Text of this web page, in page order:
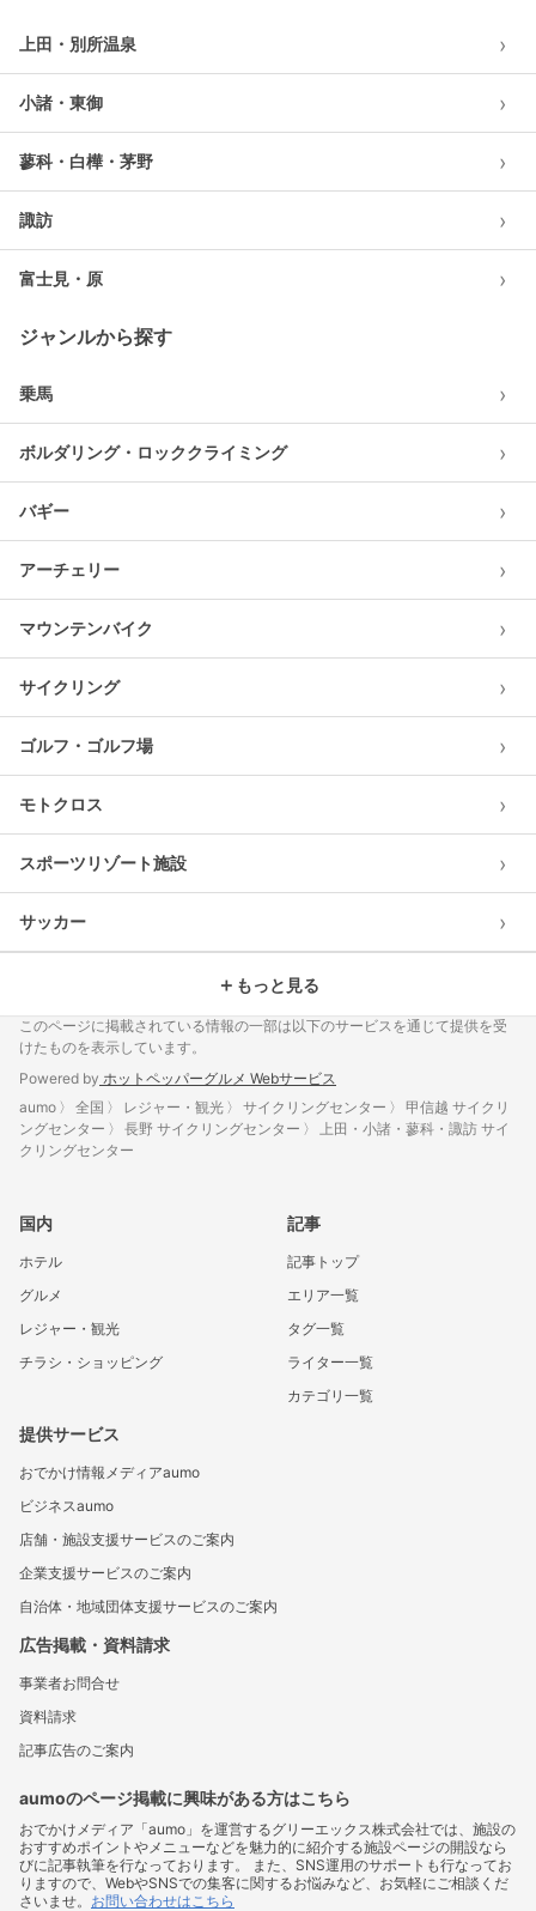
上田・別所温泉 ›
小諸・東御 ›
蓼科・白樺・茅野 ›
諏訪 ›
富士見・原 ›
ジャンルから探す
乗馬 ›
ボルダリング・ロッククライミング ›
バギー ›
アーチェリー ›
マウンテンバイク ›
サイクリング ›
ゴルフ・ゴルフ場 ›
モトクロス ›
スポーツリゾート施設 ›
サッカー ›
＋ もっと見る
このページに掲載されている情報の一部は以下のサービスを通じて提供を受
けたものを表示しています。
Powered by ホットペッパーグルメ Webサービス
aumo
全国 レジャー・観光 サイクリングセンター
甲信越 サイクリ
ングセンター
長野 サイクリングセンター
上田・小諸・蓼科・諏訪 サイ
クリングセンター
国内
ホテル
グルメ
レジャー・観光
チラシ・ショッピング
記事
記事トップ
エリア一覧
タグ一覧
ライター一覧
カテゴリ一覧
提供サービス
おでかけ情報メディアaumo
ビジネスaumo
店舗・施設支援サービスのご案内
企業支援サービスのご案内
自治体・地域団体支援サービスのご案内
広告掲載・資料請求
事業者お問合せ
資料請求
記事広告のご案内
aumoのページ掲載に興味がある方はこちら
おでかけメディア「aumo」を運営するグリーエックス株式会社では、施設の
おすすめポイントやメニューなどを魅力的に紹介する施設ページの開設なら
びに記事執筆を行なっております。 また、SNS運用のサポートも行なってお
りますので、WebやSNSでの集客に関するお悩みなど、お気軽にご相談くだ
さいませ。 お問い合わせはこちら